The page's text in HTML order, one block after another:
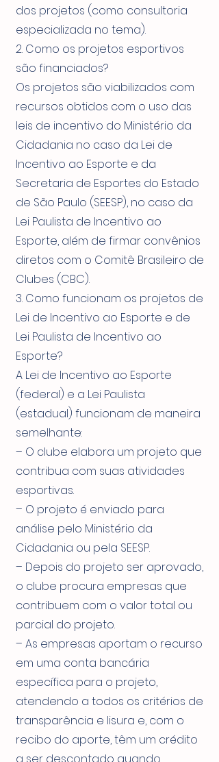
dos projetos (como consultoria
especializada no tema).
2. Como os projetos esportivos
são financiados?
Os projetos são viabilizados com
recursos obtidos com o uso das
leis de incentivo do Ministério da
Cidadania no caso da Lei de
Incentivo ao Esporte e da
Secretaria de Esportes do Estado
de São Paulo (SEESP), no caso da
Lei Paulista de Incentivo ao
Esporte, além de firmar convênios
diretos com o Comitê Brasileiro de
Clubes (CBC).
3. Como funcionam os projetos de
Lei de Incentivo ao Esporte e de
Lei Paulista de Incentivo ao
Esporte?
A Lei de Incentivo ao Esporte
(federal) e a Lei Paulista
(estadual) funcionam de maneira
semelhante:
– O clube elabora um projeto que
contribua com suas atividades
esportivas.
– O projeto é enviado para
análise pelo Ministério da
Cidadania ou pela SEESP.
– Depois do projeto ser aprovado,
o clube procura empresas que
contribuem com o valor total ou
parcial do projeto.
– As empresas aportam o recurso
em uma conta bancária
específica para o projeto,
atendendo a todos os critérios de
transparência e lisura e, com o
recibo do aporte, têm um crédito